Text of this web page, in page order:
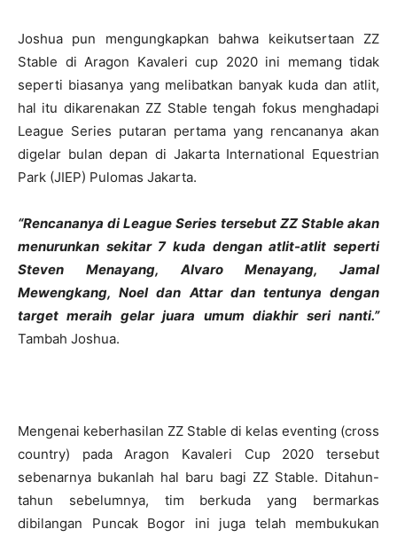
Joshua pun mengungkapkan bahwa keikutsertaan ZZ
Stable di Aragon Kavaleri cup 2020 ini memang tidak
seperti biasanya yang melibatkan banyak kuda dan atlit,
hal itu dikarenakan ZZ Stable tengah fokus menghadapi
League Series putaran pertama yang rencananya akan
digelar bulan depan di Jakarta International Equestrian
Park (JIEP) Pulomas Jakarta.
“Rencananya di League Series tersebut ZZ Stable akan
menurunkan sekitar 7 kuda dengan atlit-atlit seperti
Steven Menayang, Alvaro Menayang, Jamal
Mewengkang, Noel dan Attar dan tentunya dengan
target meraih gelar juara umum diakhir seri nanti.”
Tambah Joshua.
Mengenai keberhasilan ZZ Stable di kelas eventing (cross
country) pada Aragon Kavaleri Cup 2020 tersebut
sebenarnya bukanlah hal baru bagi ZZ Stable. Ditahun-
tahun sebelumnya, tim berkuda yang bermarkas
dibilangan Puncak Bogor ini juga telah membukukan